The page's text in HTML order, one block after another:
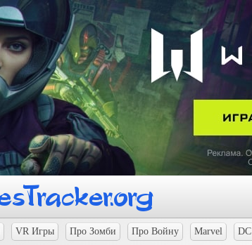
VR Игры Про Зомби Про Войну Marvel DC